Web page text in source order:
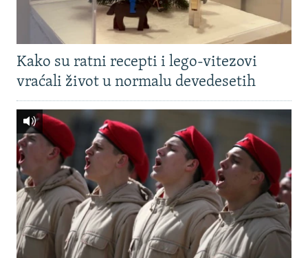
Kako su ratni recepti i lego-vitezovi
vraćali život u normalu devedesetih